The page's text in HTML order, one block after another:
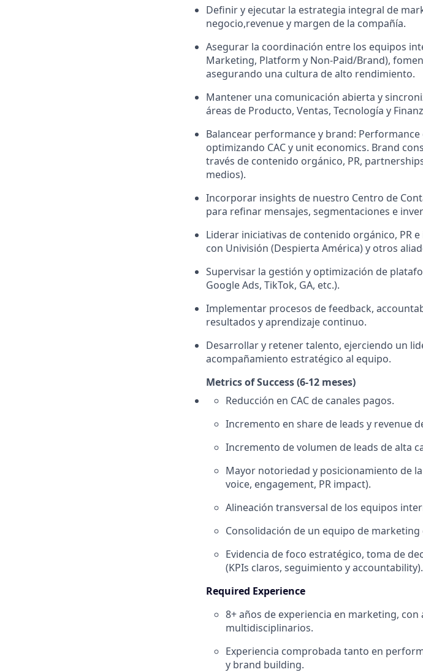
Definir y ejecutar la estrategia integral de
negocio,revenue y margen de la compañía.
Asegurar la coordinación entre los equipos
Marketing, Platform y Non-Paid/Brand),
asegurando una cultura de alto rendimiento.
Mantener una comunicación abierta y
áreas de Producto, Ventas, Tecnología y
Balancear performance y brand:
optimizando CAC y unit economics. Brand
través de contenido orgánico, PR,
medios).
Incorporar insights de nuestro Centro de
para refinar mensajes, segmentaciones e
Liderar iniciativas de contenido orgánico, PR
con Univisión (Despierta América) y otros
Supervisar la gestión y optimización de
Google Ads, TikTok, GA, etc.).
Implementar procesos de feedback,
resultados y aprendizaje continuo.
Desarrollar y retener talento, ejerciendo un
acompañamiento estratégico al equipo.
Metrics of Success (6-12 meses)
Reducción en CAC de canales pagos.
Incremento en share de leads y revenue
Incremento de volumen de leads de alta
Mayor notoriedad y posicionamiento de
voice, engagement, PR impact).
Alineación transversal de los equipos
Consolidación de un equipo de
Evidencia de foco estratégico, toma de
(KPIs claros, seguimiento y accountability).
Required Experience
8+ años de experiencia en marketing,
multidisciplinarios.
Experiencia comprobada tanto en
y brand building.